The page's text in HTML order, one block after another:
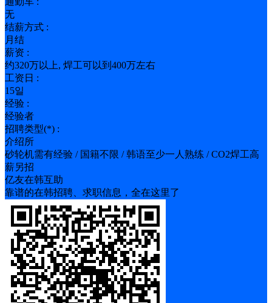
无
结薪方式 :
月结
薪资 :
约320万以上, 焊工可以到400万左右
工资日 :
15일
经验 :
经验者
招聘类型(*) :
介绍所
砂轮机需有经验 / 国籍不限 / 韩语至少一人熟练 / CO2焊工高
薪另招
亿友在韩互助
靠谱的在韩招聘、求职信息，全在这里了